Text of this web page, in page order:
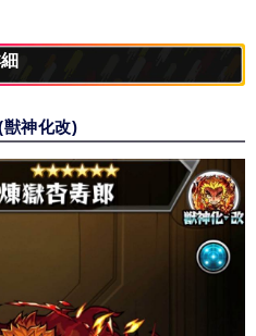
獣神化改)